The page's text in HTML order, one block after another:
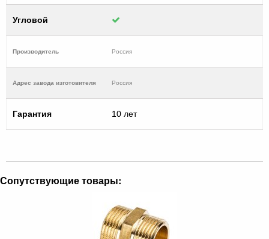
Угловой
Производитель Россия
Адрес завода изготовителя Россия
Гарантия 10 лет
Сопутствующие товары: